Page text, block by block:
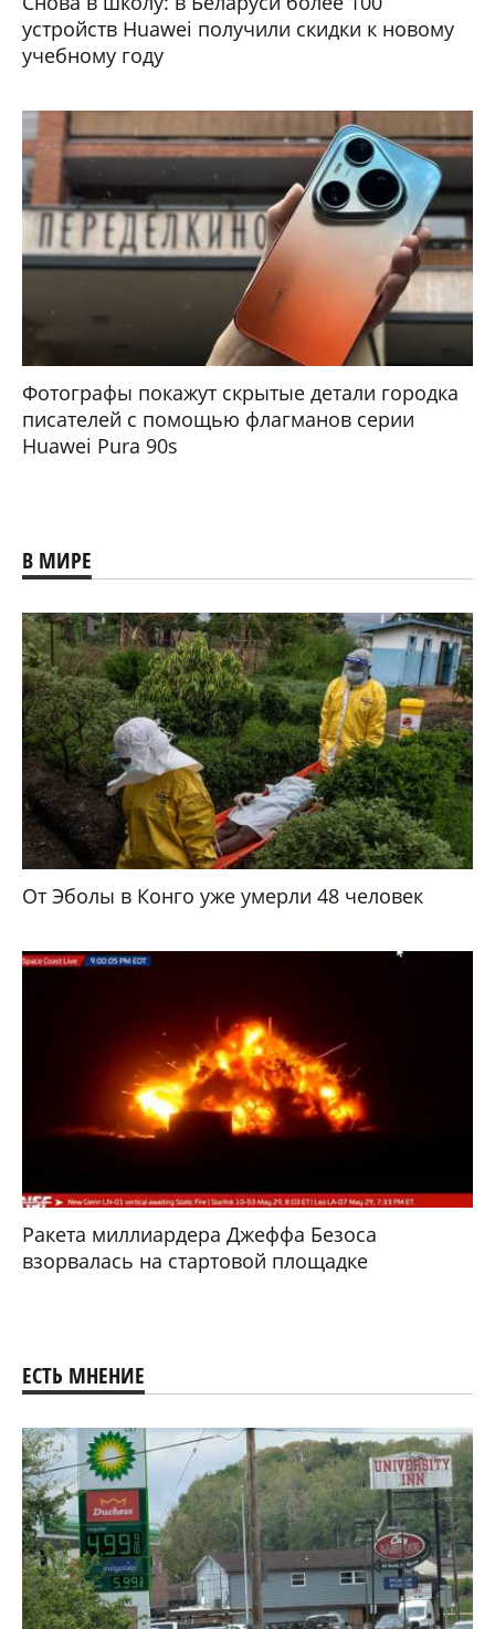
устройств Huawei получили скидки к новому
учебному году
Фотографы покажут скрытые детали городка
писателей с помощью флагманов серии
Huawei Pura 90s
В МИРЕ
От Эболы в Конго уже умерли 48 человек
Ракета миллиардера Джеффа Безоса
взорвалась на стартовой площадке
ЕСТЬ МНЕНИЕ